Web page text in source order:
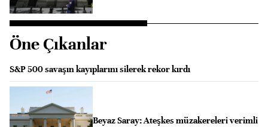
Öne Çıkanlar
S&P 500 savaşın kayıplarını silerek rekor kırdı
Beyaz Saray: Ateşkes müzakereleri verimli